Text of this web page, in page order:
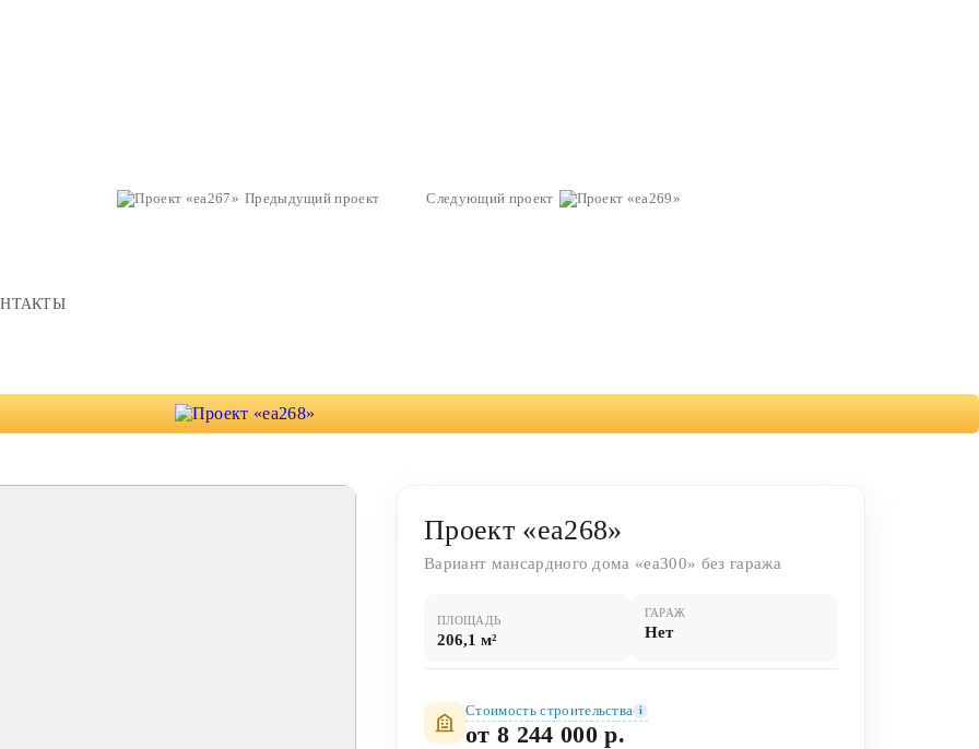
Предыдущий проект Следующий проект
Проект «ea268»
Вариант мансардного дома «ea300» без гаража
ПЛОЩАДЬ
206,1 м²
ГАРАЖ
Нет
Стоимость строительства i
от 8 244 000 р.